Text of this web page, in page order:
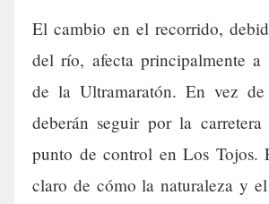
El cambio en el recorrido,
del río, afecta principalmente a
de la Ultramaratón. En vez
deberán seguir por la
punto de control en Los Tojos.
claro de cómo la naturaleza y